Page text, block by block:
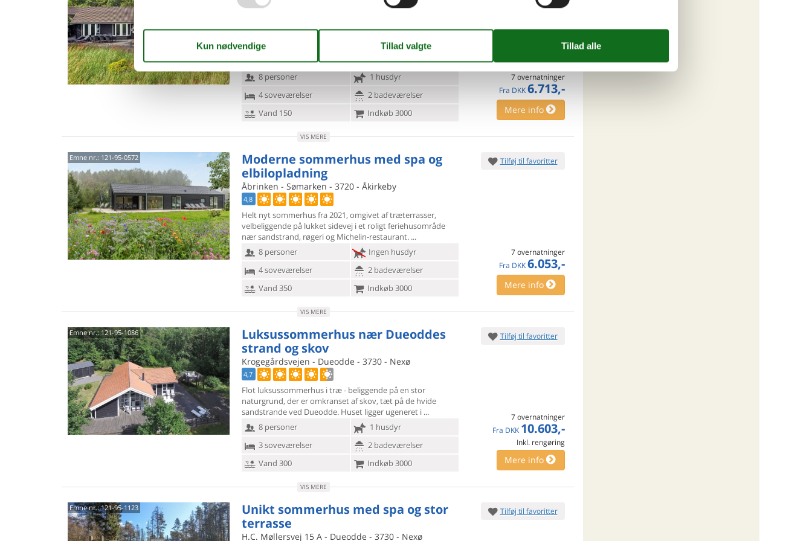
Holsteroddevej - Sømarken - 3720 - Åkirkeby
Dette fantastisk beliggende og rummelige sommerhus, med
havudsigt fra såvel hus
som grund, finder I på en dejlig
grund, hvor der bl.a. findes beachvolleybane,
8 personer
1 husdyr
4 soveværelser
2 badeværelser
Vand 150
Indkøb 3000
7 overnatninger
Fra DKK 6.713,-
Mere info
VIS MERE
Emne nr.: 121-95-0572
Moderne sommerhus med spa og
elbilopladning
Åbrinken - Sømarken - 3720 - Åkirkeby
4,8
Helt nyt sommerhus fra 2021, omgivet af træterrasser,
velbeliggende på lukketsidevej i et roligt feriehusområde
nær sandstrand, røgeri og Michelin-restaurant.
8 personer
Ingen husdyr
4 soveværelser
2 badeværelser
Vand 350
Indkøb 3000
Tilføj til favoritter
7 overnatninger
Fra DKK 6.053,-
Mere info
VIS MERE
Emne nr.:121-95-1086
Luksussommerhus nær Dueoddes
strand og skov
Krogegårdsvejen - Dueodde - 3730 - Nexø
4,7
Flot luksussommerhus i træ - beliggende på en stor
naturgrund, der er omkransetaf skov, tæt på de hvide
sandstrande ved Dueodde. Huset ligger ugeneret i
8 personer
1 husdyr
3 soveværelser
2 badeværelser
Vand 300
Indkøb 3000
Tilføj til favoritter
7 overnatninger
Fra DKK 10.603,-
Inkl. rengøring
Mere info
VIS MERE
Emne nr.:121-95-1123
Unikt sommerhus med spa og stor
terrasse
H.C. Møllersvej 15 A - Dueodde - 3730 - Nexø
Tilføj til favoritter